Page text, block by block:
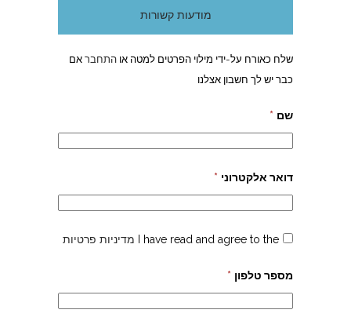
מודעות קשורות
שלח כאורח על-ידי מילוי הפרטים למטה או התחבראם
כבר יש לך חשבון אצלנו
שם *
דואר אלקטרוני *
I have read and agree to the מדיניות פרטיות
מספר טלפון *